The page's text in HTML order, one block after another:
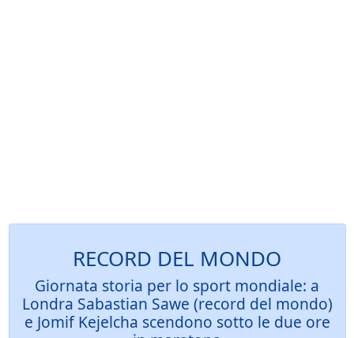
RECORD DEL MONDO
Giornata storia per lo sport mondiale: a
Londra Sabastian Sawe (record del mondo)
e Jomif Kejelcha scendono sotto le due ore